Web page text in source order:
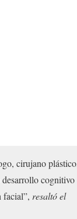
cirujano
desarrollo cognitivo
facial”, resaltó el